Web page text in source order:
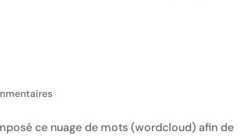
ce nuage de mots (wordcloud) afin de